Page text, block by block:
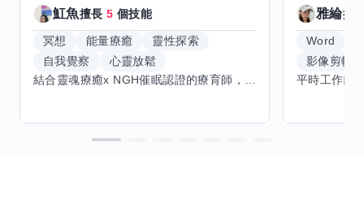
魟魚擅長5 個技能
冥想 能量療癒
靈性探索
自我覺察
心靈放鬆
雅綸擅
Word
影像剪輯